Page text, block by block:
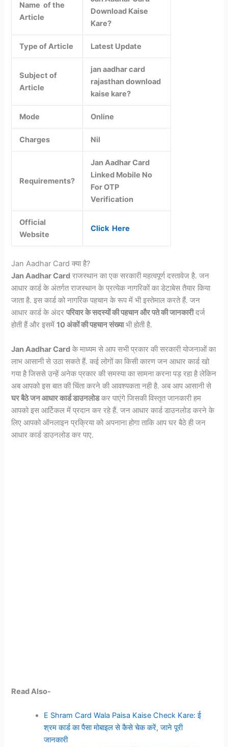
Name of the
Article
Download Kaise
Kare?
Type of Article Latest Update
Subject of
Article
jan aadhar card
rajasthan download
kaise kare?
Mode Online
Charges Nil
Requirements?
Jan Aadhar Card
Linked Mobile No
For OTP
Verification
Official
Website
Click Here
Jan Aadhar Card क्या है?
Jan Aadhar Card राजस्थान का एक सरकारी महत्वपूर्ण दस्तावेज है. जन
आधार कार्ड के अंतर्गत राजस्थान के प्रत्येक नागरिकों का डेटाबेस तैयार किया
जाता है. इस कार्ड को नागरिक पहचान के रूप में भी इस्तेमाल करते हैं. जन
आधार कार्ड के अंदरपरिवार के सदस्यों की पहचान और पते की जानकारीदर्ज
होती हैं और इसमें10 अंकों की पहचान संख्याभी होती है.
Jan Aadhar Card के माध्यम से आप सभी प्रकार की सरकारी योजनाओं का
लाभ आसानी से उठा सकते हैं. कई लोगों का किसी कारण जन आधार कार्ड खो
गया है जिससे उन्हें अनेक प्रकार की समस्या का सामना करना पड़ रहा है लेकिन
अब आपको इस बात की चिंता करने की आवश्यकता नही है. अब आप आसानी से
घर बैठे जन आधार कार्ड डाउनलोडकर पाएंगे जिसकी विस्तृत जानकारी हम
आपको इस आर्टिकल में प्रदान कर रहे हैं. जन आधार कार्ड डाउनलोड करने के
लिए आपको ऑनलाइन प्रक्रिया को अपनाना होगा ताकि आप घर बैठे ही जन
आधार कार्ड डाउनलोड कर पाए.
Read Also-
E Shram Card Wala Paisa Kaise Check Kare: ई
श्रम कार्ड का पैसा मोबाइल से कैसे चेक करें, जाने पूरी
जानकारी